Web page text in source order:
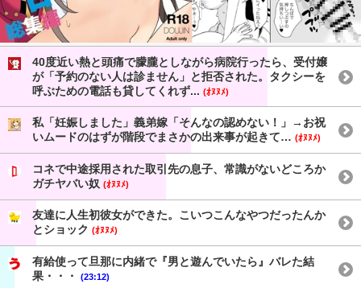
40度近い熱と頭痛で朦朧としながら病院行ったら、受付嬢
が「予約のない人は診ません」と拒否された。タクシーを
呼ぶための電話も貸してくれず... (ｵﾇﾇﾒ)
私「妊娠しました」義弟嫁「そんなの認めない！」→お祝
いムードのはずが階段でまさかの出来事が起きて… (ｵﾇﾇﾒ)
コネで中途採用された取引先の息子、常識がないどころか
ガチヤバい奴 (ｵﾇﾇﾒ)
友達に人生初彼女ができた。こいつこんなやつだったんか
とショック (ｵﾇﾇﾒ)
有給使って旦那に内緒で『男と遊んでいたら』バレた結
果・・・
(23:12)